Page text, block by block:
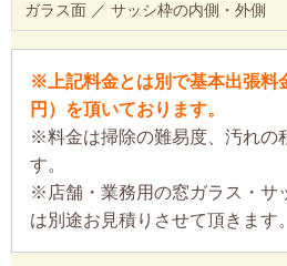
ガラス面 ／ サッシ枠の内側・外側
※上記料金とは別で基本出張料
円）を頂いております。
※料金は掃除の難易度、汚れの
す。
※店舗・業務用の窓ガラス・サ
は別途お見積りさせて頂きます。